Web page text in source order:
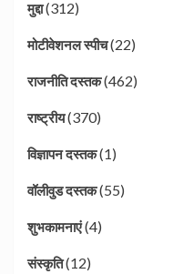
मुद्दा(312)
मोटीवेशनल स्पीच(22)
राजनीति दस्तक(462)
राष्ट्रीय(370)
विज्ञापन दस्तक(1)
वॉलीवुड दस्तक(55)
शुभकामनाएं(4)
संस्कृति(12)